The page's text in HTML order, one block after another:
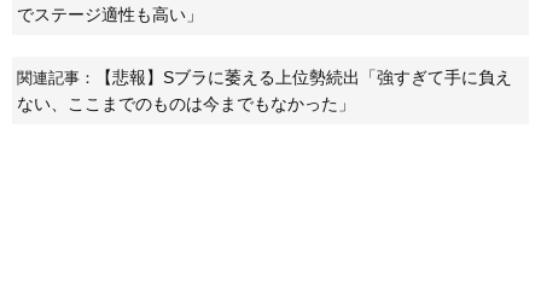
でステージ適性も高い」
関連記事：
【悲報】Sブラに萎える上位勢続出「強すぎて手に負え
ない、ここまでのものは今までもなかった」